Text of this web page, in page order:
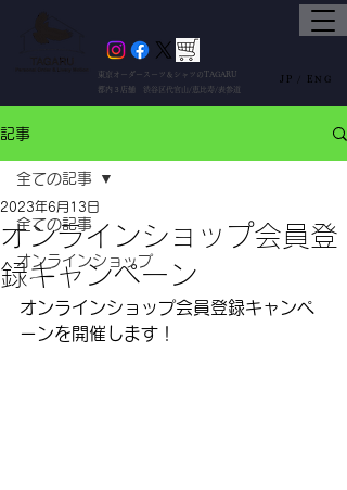
東京オーダースーツ＆シャツのTAGARU
都内３店舗 渋谷区代官山/恵比寿/表参道
ENG
JP /
記事
全ての記事
オンラインショップ
全ての記事
オンラインショップ会員登
録キャンペーン
2023年6月13日
オンラインショップ会員登録キャンペ
ーンを開催します！